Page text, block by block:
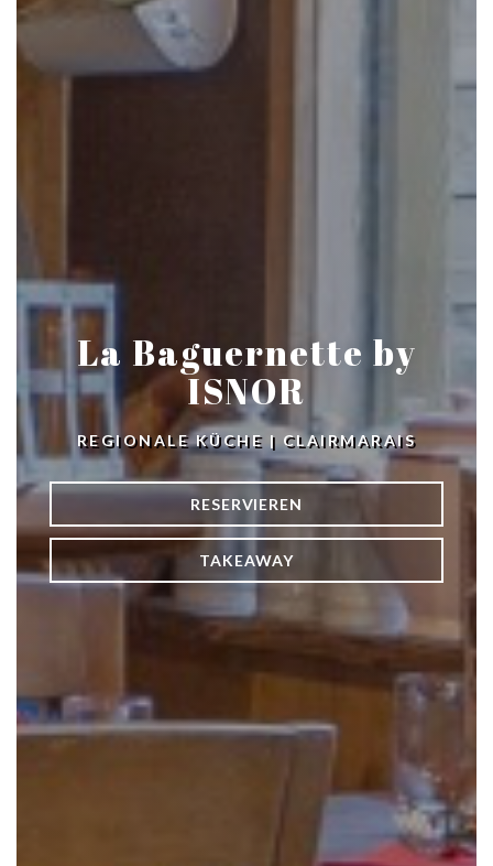
La Baguernette by
ISNOR
REGIONALE KÜCHE | CLAIRMARAIS
RESERVIEREN
TAKEAWAY